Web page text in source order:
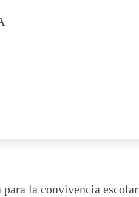
la convivencia escolar